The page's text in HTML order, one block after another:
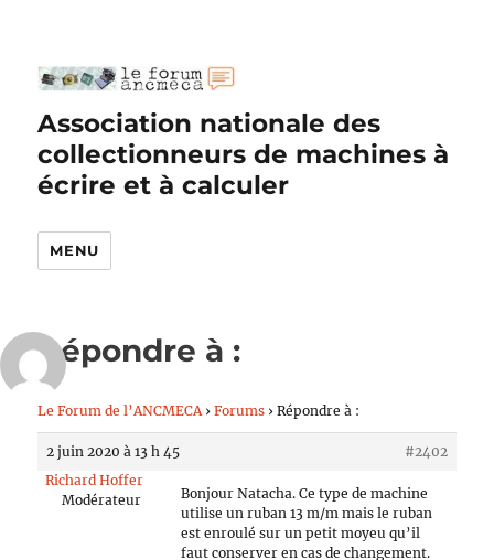
Association nationale des
collectionneurs de machines à
écrire et à calculer
MENU
Répondre à :
Le Forum de l’ANCMECA › Forums › Répondre à :
2 juin 2020 à 13 h 45
#2402
Richard Hoffer
Modérateur
Bonjour Natacha. Ce type de machine
utilise un ruban 13 m/m mais le ruban
est enroulé sur un petit moyeu qu’il
faut conserver en cas de changement.